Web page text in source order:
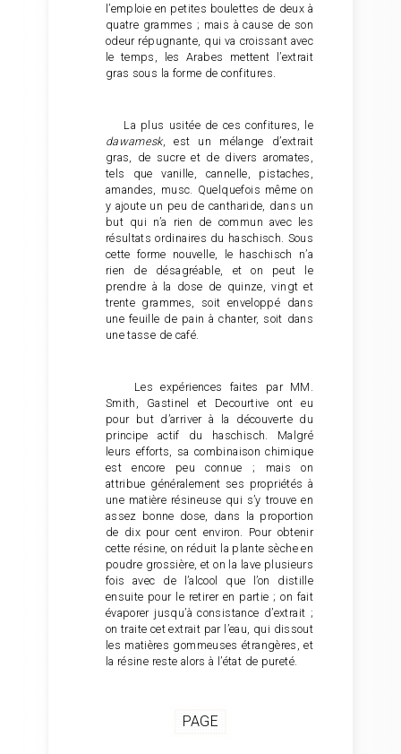
l’emploie en petites boulettes de deux à
quatre grammes ; mais à cause de son
odeur répugnante, qui va croissant avec
le temps, les Arabes mettent l’extrait
gras sous la forme de confitures.
La plus usitée de ces confitures, le
dawamesk, est un mélange d’extrait
gras, de sucre et de divers aromates,
tels que vanille, cannelle, pistaches,
amandes, musc. Quelquefois même on
y ajoute un peu de cantharide, dans un
but qui n’a rien de commun avec les
résultats ordinaires du haschisch. Sous
cette forme nouvelle, le haschisch n’a
rien de désagréable, et on peut le
prendre à la dose de quinze, vingt et
trente grammes, soit enveloppé dans
une feuille de pain à chanter, soit dans
une tasse de café.
Les expériences faites par MM.
Smith, Gastinel et Decourtive ont eu
pour but d’arriver à la découverte du
principe actif du haschisch. Malgré
leurs efforts, sa combinaison chimique
est encore peu connue ; mais on
attribue généralement ses propriétés à
une matière résineuse qui s’y trouve en
assez bonne dose, dans la proportion
de dix pour cent environ. Pour obtenir
cette résine, on réduit la plante sèche en
poudre grossière, et on la lave plusieurs
fois avec de l’alcool que l’on distille
ensuite pour le retirer en partie ; on fait
évaporer jusqu’à consistance d’extrait ;
on traite cet extrait par l’eau, qui dissout
les matières gommeuses étrangères, et
la résine reste alors à l’état de pureté.
PAGE